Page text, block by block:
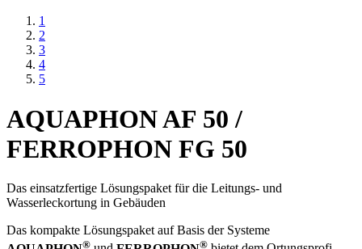
1
2
3
4
5
AQUAPHON AF 50 /
FERROPHON FG 50
Das einsatzfertige Lösungspaket für die Leitungs- und
Wasserleckortung in Gebäuden
Das kompakte Lösungspaket auf Basis der Systeme
® ®